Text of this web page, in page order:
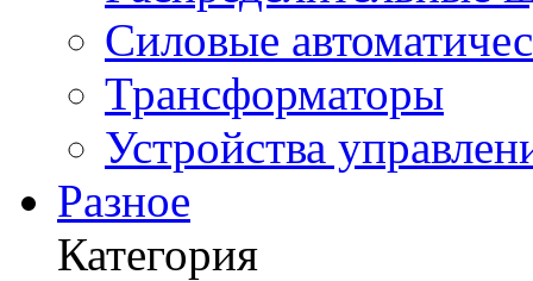
Силовые
Трансформаторы
Устройства
Разное
Категория